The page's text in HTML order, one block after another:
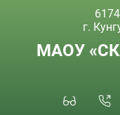
г.
МАОУ